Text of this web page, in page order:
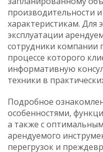
производительности
характеристикам. Для
эксплуатации
сотрудники компании
процессе которого
информативную
техники в
Подробное
особенностями,
a также c
арендуемого
перегрузок и